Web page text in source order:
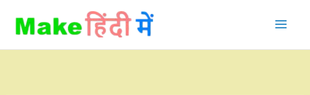
content